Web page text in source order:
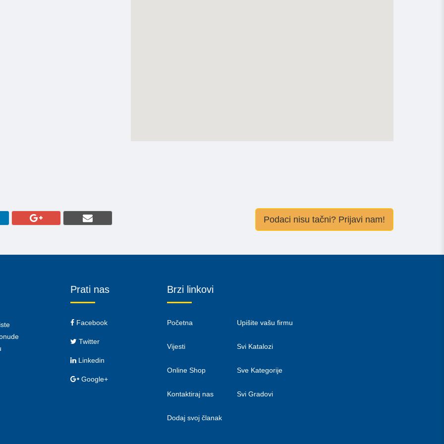
Podaci nisu tačni? Prijavi nam!
Prati nas
Facebook
Twitter
Linkedin
Google+
Brzi linkovi
Početna
Vijesti
Online Shop
Kontaktiraj nas
Dodaj svoj članak
Upišite vašu firmu
Svi Katalozi
Sve Kategorije
Svi Gradovi